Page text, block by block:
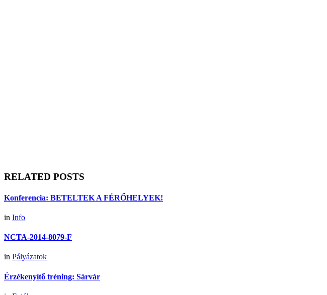
RELATED POSTS
Konferencia: BETELTEK A FÉRŐHELYEK!
in Info
NCTA-2014-8079-F
in Pályázatok
Érzékenyítő tréning: Sárvár